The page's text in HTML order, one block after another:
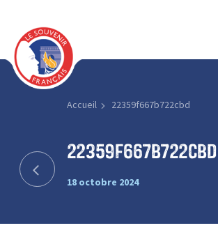
Accueil 22359f667b722cbd
22359f667b722cbd
18 octobre 2024